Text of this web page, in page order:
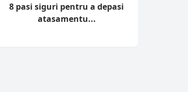
8 pasi siguri pentru a depasi
atasamentu...